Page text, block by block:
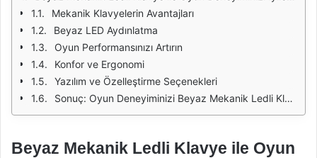
Mekanik Klavyelerin Avantajları
Beyaz LED Aydınlatma
Oyun Performansınızı Artırın
Konfor ve Ergonomi
Yazılım ve Özelleştirme Seçenekleri
Sonuç: Oyun Deneyiminizi Beyaz Mekanik Ledli Klavye ile Geliştirin
Beyaz Mekanik Ledli Klavye ile Oyun